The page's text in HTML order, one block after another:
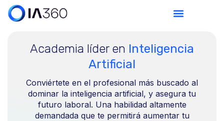
Academia líder en Inteligencia
Artificial
Conviértete en el profesional más buscado al
dominar la inteligencia artificial, y asegura tu
futuro laboral. Una habilidad altamente
demandada que te permitirá aumentar tu